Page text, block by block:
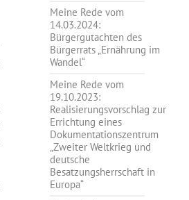
Meine Rede vom
14.03.2024:
Bürgergutachten des
Bürgerrats „Ernährung im
Wandel“
Meine Rede vom
19.10.2023:
Realisierungsvorschlag zur
Errichtung eines
Dokumentationszentrum
„Zweiter Weltkrieg und
deutsche
Besatzungsherrschaft in
Europa“